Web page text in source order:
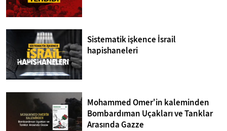
Sistematik işkence İsrail
hapishaneleri
Mohammed Omer'in kaleminden
Bombardıman Uçakları ve Tanklar
Arasında Gazze